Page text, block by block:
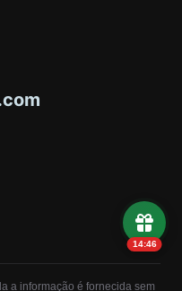
a informação é fornecida sem
14:45